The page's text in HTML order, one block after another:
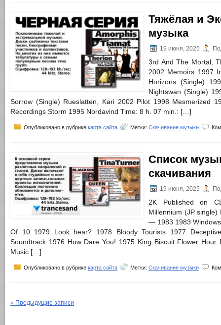
Тяжёлая и
музыка
19 июня, 2025
3rd And The Mortal,
2002 Memoirs 1997
Horizons (Single)
Nightswan (Single)
Sorrow (Single) Rueslatten, Kari 2002 Pilot 1998 Mesmerized
Recordings Storm 1995 Nordavind Time: 8 h. 07 min.: […]
Опубликовано в рубрике карта сайта Метки: Скачивание музыки
Список
скачивания
19 июня, 2025
2K Published on
Millennium (JP
— 1983 1983
Of 10 1979 Look hear? 1978 Bloody Tourists 1977
Soundtrack 1976 How Dare You! 1975 King Biscuit Flower Hour
Music […]
Опубликовано в рубрике карта сайта Метки: Скачивание музыки
« Предыдущие записи